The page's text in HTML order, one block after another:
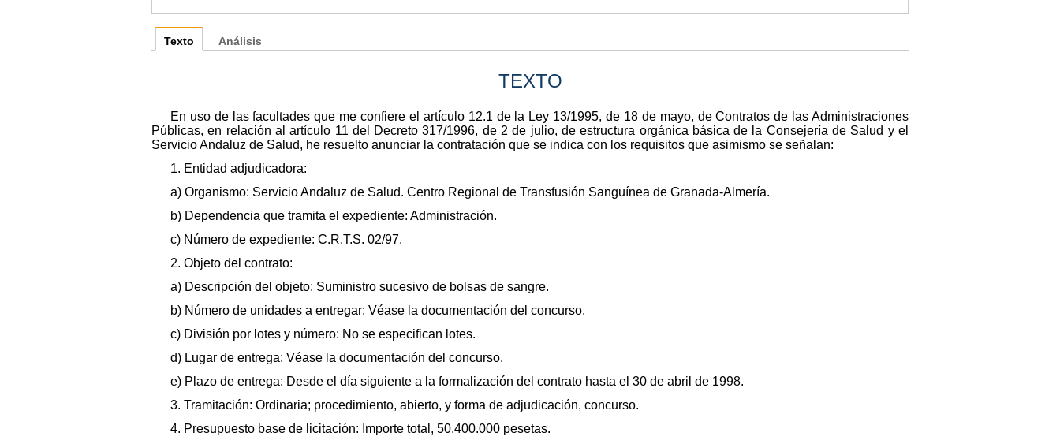
Texto
TEXTO
En uso de las facultades que me confiere el artículo 12.1 de la Ley 13/1995, de 18 de mayo, de Contratos de las Administraciones
Públicas, en relación al artículo 11 del Decreto 317/1996, de 2 de julio, de estructura orgánica básica de la Consejería de Salud y el
Servicio Andaluz de Salud, he resuelto anunciar la contratación que se indica con los requisitos que asimismo se señalan:
1. Entidad adjudicadora:
a) Organismo: Servicio Andaluz de Salud. Centro Regional de Transfusión Sanguínea de Granada-Almería.
b) Dependencia que tramita el expediente: Administración.
c) Número de expediente: C.R.T.S. 02/97.
2. Objeto del contrato:
a) Descripción del objeto: Suministro sucesivo de bolsas de sangre.
b) Número de unidades a entregar: Véase la documentación del concurso.
c) División por lotes y número: No se especifican lotes.
d) Lugar de entrega: Véase la documentación del concurso.
e) Plazo de entrega: Desde el día siguiente a la formalización del contrato hasta el 30 de abril de 1998.
3. Tramitación: Ordinaria; procedimiento, abierto, y forma de adjudicación, concurso.
4. Presupuesto base de licitación: Importe total, 50.400.000 pesetas.
Análisis